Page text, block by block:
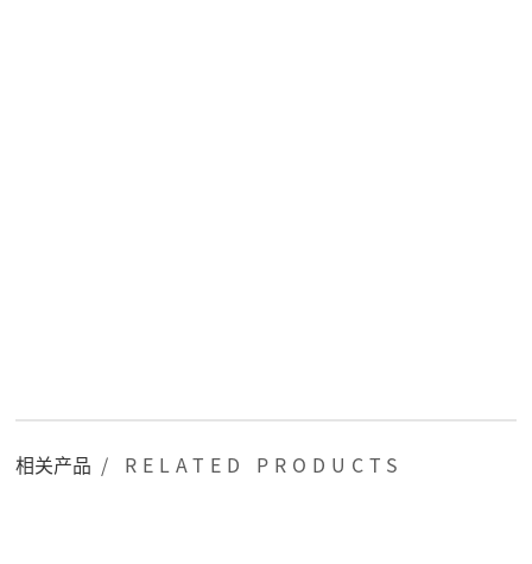
相关产品 / RELATED PRODUCTS